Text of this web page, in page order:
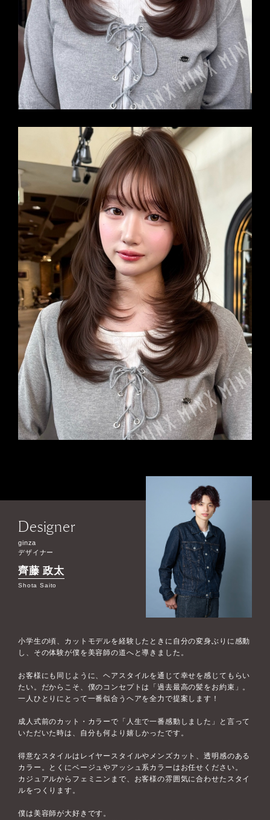
Designer
ginza
デザイナー
齊藤 政太
Shota Saito
小学生の頃、カットモデルを経験したときに自分の変身ぶりに感動
し、その体験が僕を美容師の道へと導きました。
お客様にも同じように、ヘアスタイルを通じて幸せを感じてもらい
たい。だからこそ、僕のコンセプトは「過去最高の髪をお約束」。
一人ひとりにとって一番似合うヘアを全力で提案します！
成人式前のカット・カラーで「人生で一番感動しました」と言って
いただいた時は、自分も何より嬉しかったです。
得意なスタイルはレイヤースタイルやメンズカット、透明感のある
カラー。とくにベージュやアッシュ系カラーはお任せください。
カジュアルからフェミニンまで、お客様の雰囲気に合わせたスタイ
ルをつくります。
僕は美容師が大好きです。